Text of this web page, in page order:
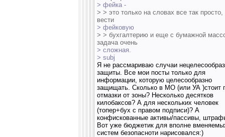
> фейка -
> > это только на словах все так просто,
вести
> фейковую
> > бухгалтерию и еще с бумажной
задача очень
> сложная.
> subj
Я не рассмариваю случаи
защиты. Все мои посты только для
информации, которую целесообразно
защищать. Сколько в МО (или УА )стоит
отмазки от зоны? Несколько десятков
килобаксов? А для нескольких человек
(топер+бух с правом подписи)? А
конфискованные активы/пассивы,
Вот уже бюджетик для вполне
систем безопасноти нарисовался:)